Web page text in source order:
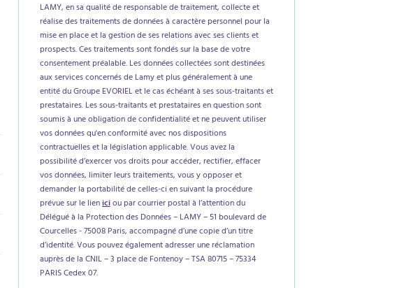
LAMY, en sa qualité de responsable de traitement, collecte et
réalise des traitements de données à caractère personnel pour la
mise en place et la gestion de ses relations avec ses clients et
prospects. Ces traitements sont fondés sur la base de votre
consentement préalable. Les données collectées sont destinées
aux services concernés de Lamy et plus généralement à une
entité du Groupe EVORIEL et le cas échéant à ses sous-traitants et
prestataires. Les sous-traitants et prestataires en question sont
soumis à une obligation de confidentialité et ne peuvent utiliser
vos données qu'en conformité avec nos dispositions
contractuelles et la législation applicable. Vous avez la
possibilité d’exercer vos droits pour accéder, rectifier, effacer
vos données, limiter leurs traitements, vous y opposer et
demander la portabilité de celles-ci en suivant la procédure
prévue sur le lieniciou par courrier postal à l’attention du
Délégué à la Protection des Données – LAMY – 51 boulevard de
Courcelles - 75008 Paris, accompagné d’une copie d’un titre
d’identité. Vous pouvez également adresser une réclamation
auprès de la CNIL – 3 place de Fontenoy – TSA 80715 – 75334
PARIS Cedex 07.